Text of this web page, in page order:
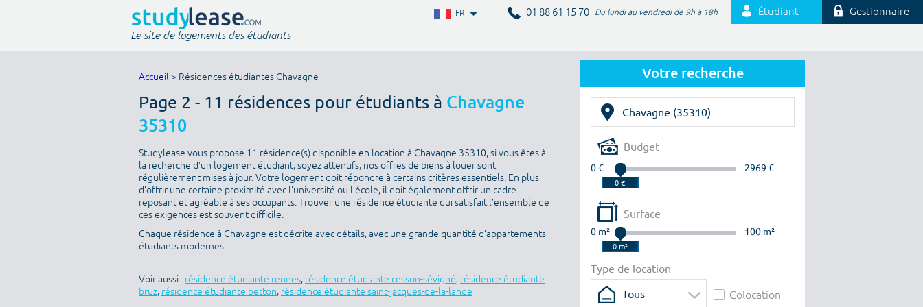
FR 01 88 61 15 70 Du lundi au vendredi de 9h à 18h Étudiant Gestionnaire
Le site de logements des étudiants
Votre recherche
Budget
0 € 2969 €
Surface
0 m² 100 m²
Type de location
Tous
Colocation
Accueil > Résidences étudiantes Chavagne
Page 2 - 11 résidences pour étudiants à Chavagne
35310
Studylease vous propose 11 résidence(s) disponible en location à Chavagne 35310, si vous êtes à
la recherche d’un logement étudiant, soyez attentifs, nos offres de biens à louer sont
régulièrement mises à jour. Votre logement doit répondre à certains critères essentiels. En plus
d’offrir une certaine proximité avec l’université ou l’école, il doit également offrir un cadre
reposant et agréable à ses occupants. Trouver une résidence étudiante qui satisfait l’ensemble de
ces exigences est souvent difficile.
Chaque résidence à Chavagne est décrite avec détails, avec une grande quantité d’appartements
étudiants modernes.
Voir aussi : résidence étudiante rennes, résidence étudiante cesson-sévigné, résidence étudiante
bruz, résidence étudiante betton, résidence étudiante saint-jacques-de-la-lande